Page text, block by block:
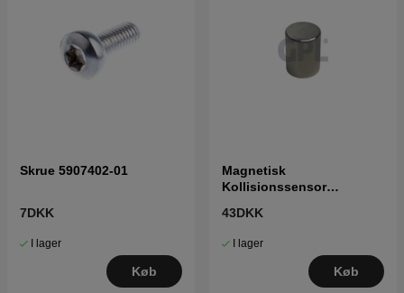
Skrue 5907402-01
7DKK
I lager
Køb
Magnetisk
Kollisionssensor
43DKK
I lager
Køb